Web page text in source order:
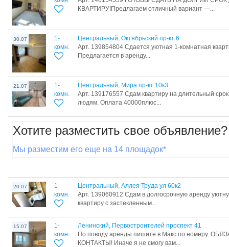
КВАРТИРУ!Предлагаем отличный вариант —...
30.07
1-
комн.
Центральный, Октябрьский пр-кт 6
Арт. 139854804 Сдается уютная 1-комнатная
Предлагается в аренду...
21.07
1-
комн.
Центральный, Мира пр-кт 10к3
Арт. 139176557 Сдам квартиру на длительный
людям. Оплата 40000плюс...
Хотите разместить свое объявление?
Мы разместим его еще на 14 площадок*
20.07
1-
комн.
Центральный, Аллея Труда ул 60к2
Арт. 139060912 Сдам в долгосрочную аренду
квартиру с застекленным...
15.07
1-
комн.
Ленинский, Первостроителей проспект 41
По поводу аренды пишите в Макс по номеру.
КОНТАКТЫ! Иначе я не смогу вам...